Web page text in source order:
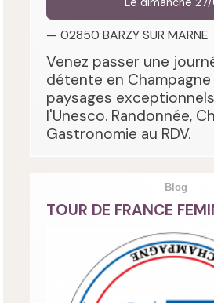
— 02850 BARZY SUR MARNE
Venez passer une
détente en Champagne
paysages
l'Unesco. Randonnée,
Gastronomie au RDV.
Blog
TOUR DE FRANCE